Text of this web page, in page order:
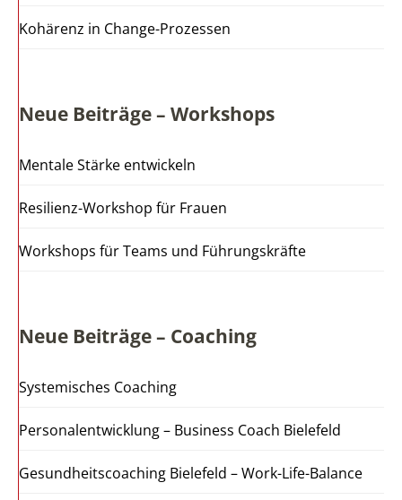
Kohärenz in Change-Prozessen
Neue Beiträge – Workshops
Mentale Stärke entwickeln
Resilienz-Workshop für Frauen
Workshops für Teams und Führungskräfte
Neue Beiträge – Coaching
Systemisches Coaching
Personalentwicklung – Business Coach Bielefeld
Gesundheitscoaching Bielefeld – Work-Life-Balance